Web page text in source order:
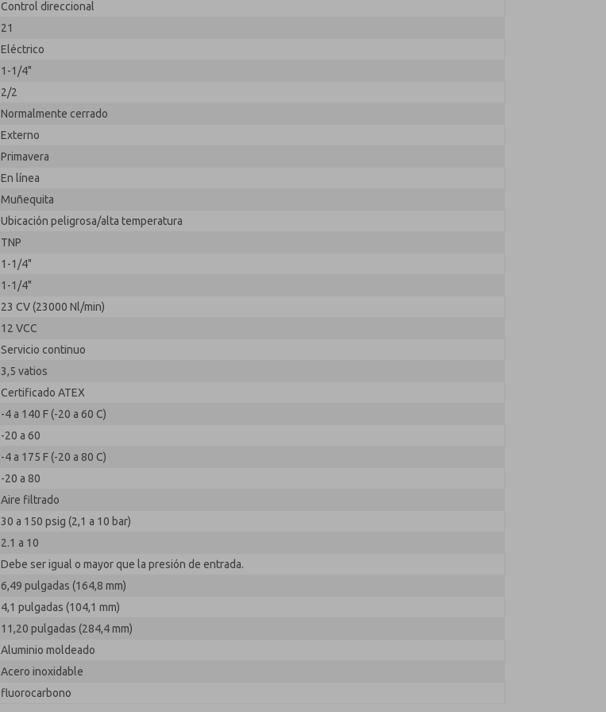
Control direccional
21
Eléctrico
1-1/4"
2/2
Normalmente cerrado
Externo
Primavera
En línea
Muñequita
Ubicación peligrosa/alta temperatura
TNP
1-1/4"
1-1/4"
23 CV (23000 Nl/min)
12 VCC
Servicio continuo
3,5 vatios
Certificado ATEX
-4 a 140 F (-20 a 60 C)
-20 a 60
-4 a 175 F (-20 a 80 C)
-20 a 80
Aire filtrado
30 a 150 psig (2,1 a 10 bar)
2.1 a 10
Debe ser igual o mayor que la presión de entrada.
6,49 pulgadas (164,8 mm)
4,1 pulgadas (104,1 mm)
11,20 pulgadas (284,4 mm)
Aluminio moldeado
Acero inoxidable
fluorocarbono